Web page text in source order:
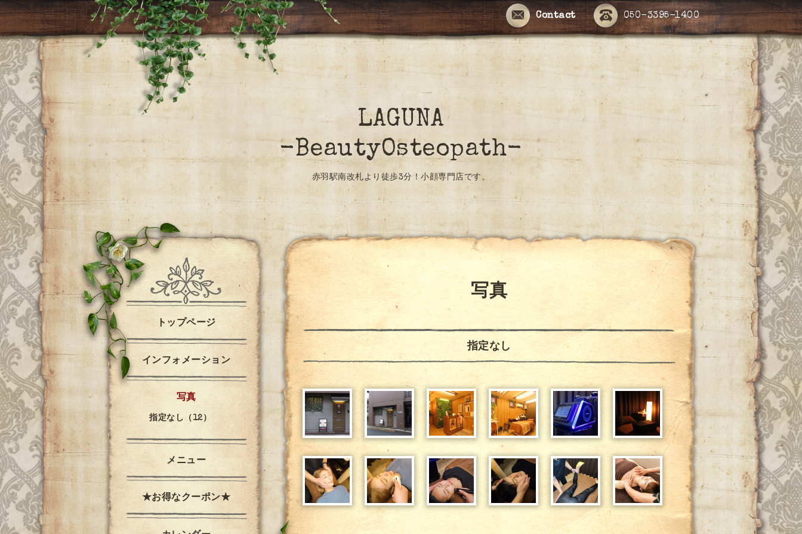
050-3395-1400
Contact
LAGUNA
-BeautyOsteopath-
赤羽駅南改札より徒歩3分！小顔専門店です。
写真
指定なし
トップページ
インフォメーション
写真
指定なし（12）
メニュー
★お得なクーポン★